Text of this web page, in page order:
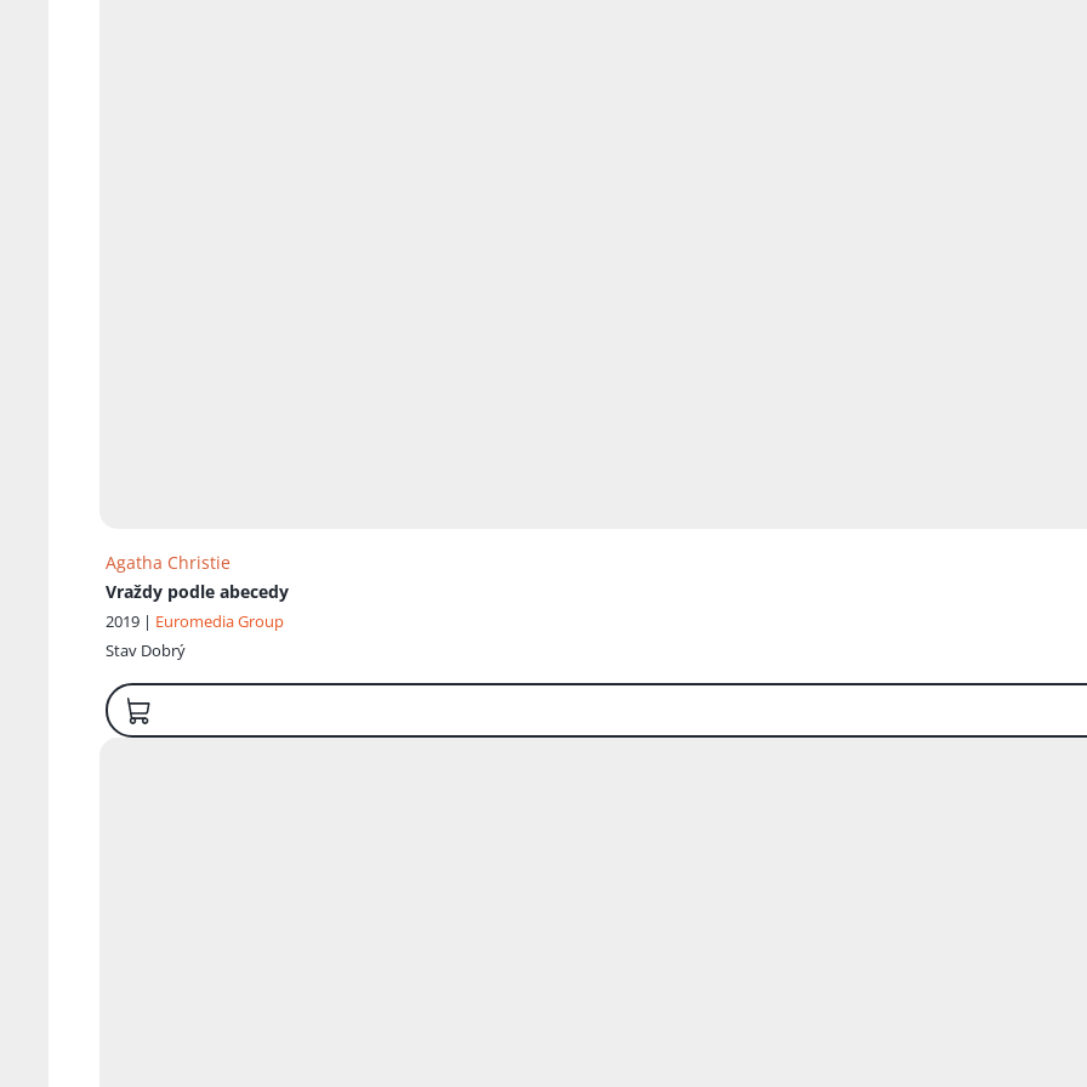
Agatha Christie
Vraždy podle abecedy
2019 | Euromedia Group
Stav Dobrý